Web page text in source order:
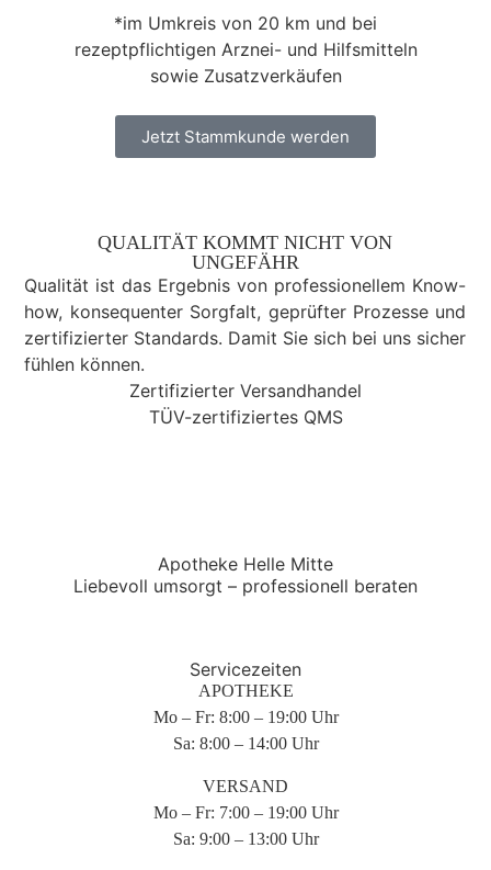
*im Umkreis von 20 km und bei
rezeptpflichtigen Arznei- und Hilfsmitteln
sowie Zusatzverkäufen
Jetzt Stammkunde werden
QUALITÄT KOMMT NICHT VON
UNGEFÄHR
Qualität ist das Ergebnis von professionellem Know-
how, konsequenter Sorgfalt, geprüfter Prozesse und
zertifizierter Standards. Damit Sie sich bei uns sicher
fühlen können.
Zertifizierter Versandhandel
TÜV-zertifiziertes QMS
Apotheke Helle Mitte
Liebevoll umsorgt – professionell beraten
Servicezeiten
APOTHEKE
Mo – Fr: 8:00 – 19:00 Uhr
Sa: 8:00 – 14:00 Uhr
VERSAND
Mo – Fr: 7:00 – 19:00 Uhr
Sa: 9:00 – 13:00 Uhr